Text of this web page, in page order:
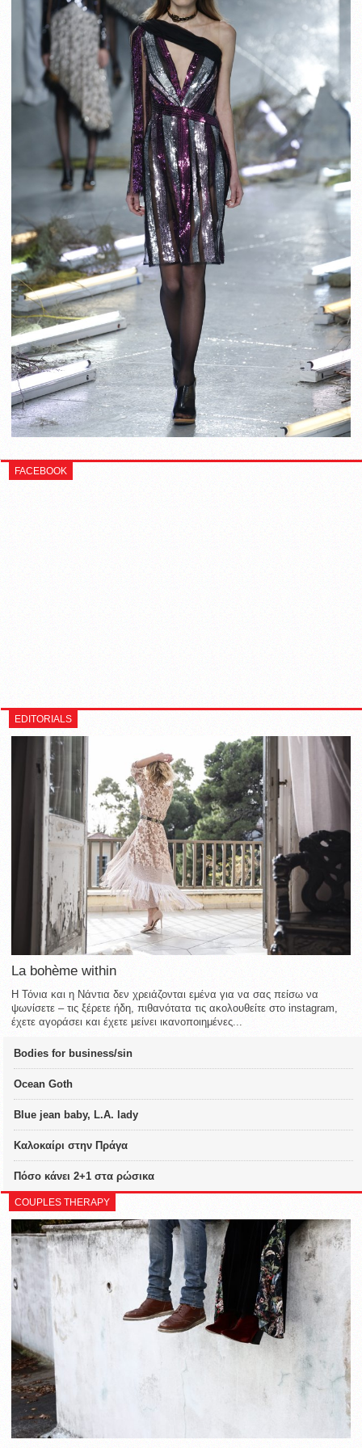
FACEBOOK
EDITORIALS
La bohème within
Η Τόνια και η Νάντια δεν χρειάζονται εμένα για να σας πείσω να
ψωνίσετε – τις ξέρετε ήδη, πιθανότατα τις ακολουθείτε στο instagram,
έχετε αγοράσει και έχετε μείνει ικανοποιημένες...
Bodies for business/sin
Ocean Goth
Blue jean baby, L.A. lady
Καλοκαίρι στην Πράγα
Πόσο κάνει 2+1 στα ρώσικα
COUPLES THERAPY